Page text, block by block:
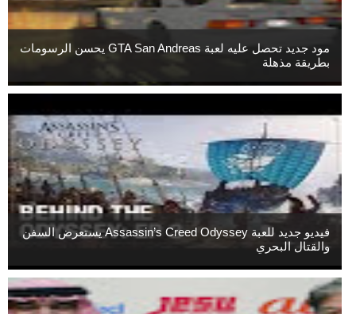
مود جديد تحصل عليه لعبة GTA San Andreas يحسن الرسومات
بطريقة مذهلة
فيديو جديد للعبة Assassin’s Creed Odyssey يستعرض السفن
والقتال البحري